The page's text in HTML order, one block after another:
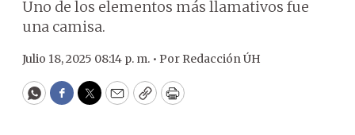
Uno de los elementos más llamativos fue
una camisa.
Julio 18, 2025 08:14 p. m. • Por Redacción ÚH
WhatsApp
Facebook
Twitter
EmailCopyPrint